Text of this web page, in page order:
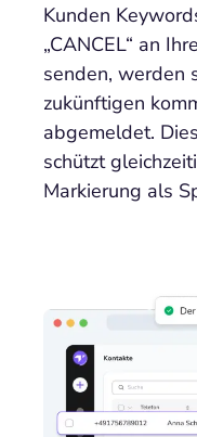
Kunden
„CANCEL“ an
senden, werden
zukünftigen
abgemeldet.
schützt
Markierung als